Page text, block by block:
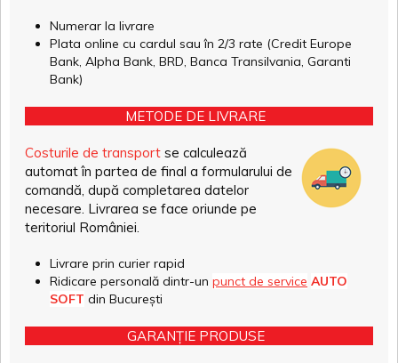
Numerar la livrare
Plata online cu cardul sau în 2/3 rate (Credit Europe
Bank, Alpha Bank, BRD, Banca Transilvania, Garanti
Bank)
METODE DE LIVRARE
Costurile de transport se calculează
automat în partea de final a formularului de
comandă, după completarea datelor
necesare. Livrarea se face oriunde pe
teritoriul României.
Livrare prin curier rapid
Ridicare personală dintr-un punct de service AUTO
SOFT din București
GARANȚIE PRODUSE